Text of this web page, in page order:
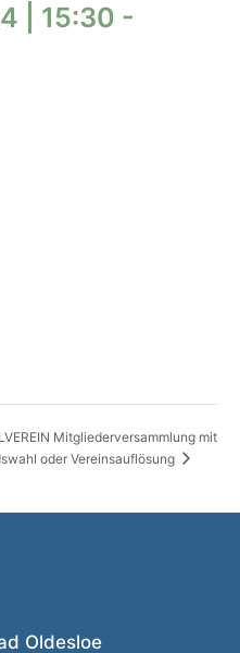
| 15:30 -
Mitgliederversammlung mit
oder Vereinsauflösung
Oldesloe